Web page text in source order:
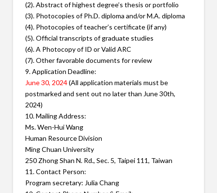
(2). Abstract of highest degree’s thesis or portfolio
(3). Photocopies of Ph.D. diploma and/or M.A. diploma
(4). Photocopies of teacher’s certificate (if any)
(5). Official transcripts of graduate studies
(6). A Photocopy of ID or Valid ARC
(7). Other favorable documents for review
9. Application Deadline:
June 30, 2024(All application materials must be
postmarked and sent out no later than June 30th,
2024)
10. Mailing Address:
Ms. Wen-Hui Wang
Human Resource Division
Ming Chuan University
250 Zhong Shan N. Rd., Sec. 5, Taipei 111, Taiwan
11. Contact Person:
Program secretary: Julia Chang